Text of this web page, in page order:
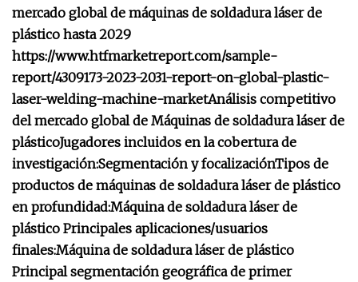
mercado global de máquinas de soldadura láser de
plástico hasta 2029
https://www.htfmarketreport.com/sample-
report/4309173-2023-2031-report-on-global-plastic-
laser-welding-machine-marketAnálisis competitivo
del mercado global de Máquinas de soldadura láser de
plásticoJugadores incluidos en la cobertura de
investigación:Segmentación y focalizaciónTipos de
productos de máquinas de soldadura láser de plástico
en profundidad:Máquina de soldadura láser de
plástico Principales aplicaciones/usuarios
finales:Máquina de soldadura láser de plástico
Principal segmentación geográfica de primer